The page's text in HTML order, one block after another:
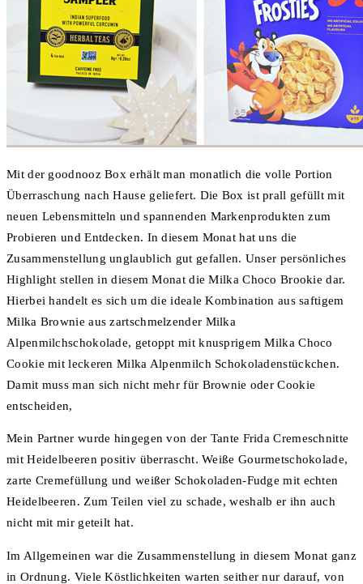
Mit der goodnooz Box erhält man monatlich die volle Portion
Überraschung nach Hause geliefert. Die Box ist prall gefüllt mit
neuen Lebensmitteln und spannenden Markenprodukten zum
Probieren und Entdecken. In diesem Monat hat uns die
Zusammenstellung unglaublich gut gefallen. Unser persönliches
Highlight stellen in diesem Monat die Milka Choco Brookie dar.
Hierbei handelt es sich um die ideale Kombination aus saftigem
Milka Brownie aus zartschmelzender Milka
Alpenmilchschokolade, getoppt mit knusprigem Milka Choco
Cookie mit leckeren Milka Alpenmilch Schokoladenstückchen.
Damit muss man sich nicht mehr für Brownie oder Cookie
entscheiden,
Mein Partner wurde hingegen von der Tante Frida Cremeschnitte
mit Heidelbeeren positiv überrascht. Weiße Gourmetschokolade,
zarte Cremefüllung und weißer Schokoladen-Fudge mit echten
Heidelbeeren. Zum Teilen viel zu schade, weshalb er ihn auch
nicht mit mir geteilt hat.
Im Allgemeinen war die Zusammenstellung in diesem Monat ganz
in Ordnung. Viele Köstlichkeiten warten seither nur darauf, von